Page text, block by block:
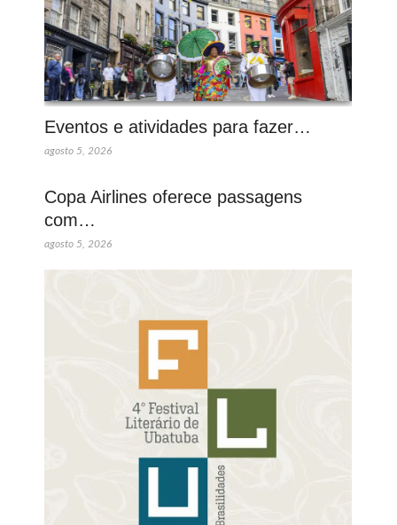
Eventos e atividades para fazer…
agosto 5, 2026
Copa Airlines oferece passagens
com…
agosto 5, 2026